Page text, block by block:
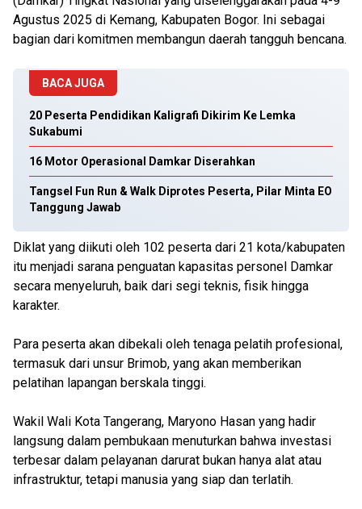
Agustus 2025 di Kemang, Kabupaten Bogor. Ini sebagai
bagian dari komitmen membangun daerah tangguh bencana.
BACA JUGA
20 Peserta Pendidikan Kaligrafi Dikirim Ke Lemka
Sukabumi
16 Motor Operasional Damkar Diserahkan
Tangsel Fun Run & Walk Diprotes Peserta, Pilar Minta EO
Tanggung Jawab
Diklat yang diikuti oleh 102 peserta dari 21 kota/kabupaten
itu menjadi sarana penguatan kapasitas personel Damkar
secara menyeluruh, baik dari segi teknis, fisik hingga
karakter.
Para peserta akan dibekali oleh tenaga pelatih profesional,
termasuk dari unsur Brimob, yang akan memberikan
pelatihan lapangan berskala tinggi.
Wakil Wali Kota Tangerang, Maryono Hasan yang hadir
langsung dalam pembukaan menuturkan bahwa investasi
terbesar dalam pelayanan darurat bukan hanya alat atau
infrastruktur, tetapi manusia yang siap dan terlatih.